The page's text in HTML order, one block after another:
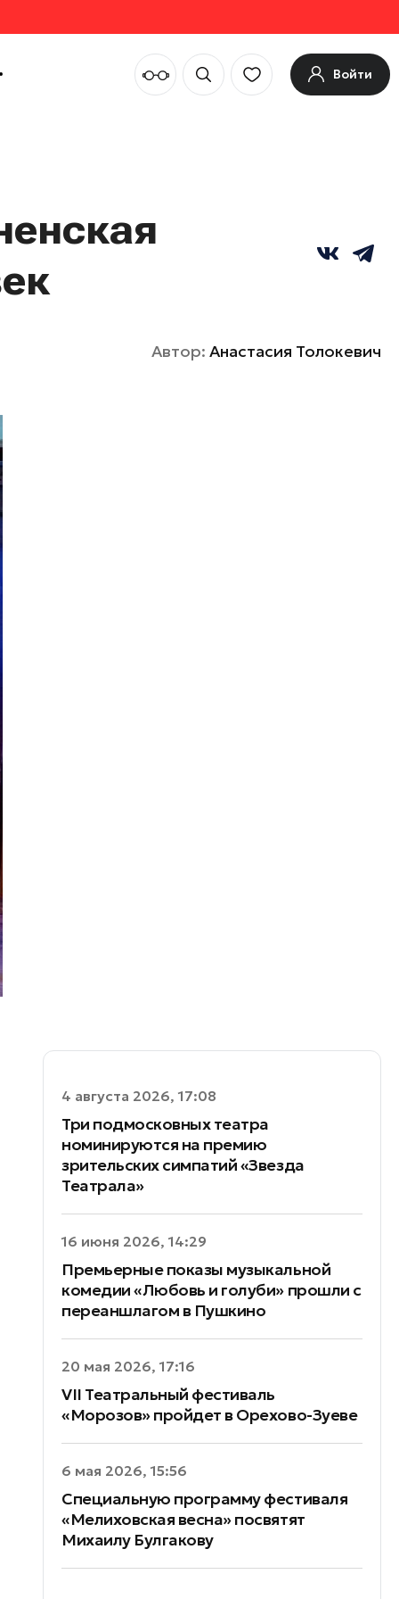
Войти
Автор: Анастасия Толокевич
4 августа 2026, 17:08
Три подмосковных театра
номинируются на премию
зрительских симпатий «Звезда
Театрала»
16 июня 2026, 14:29
Премьерные показы музыкальной
комедии «Любовь и голуби» прошли с
переаншлагом в Пушкино
20 мая 2026, 17:16
VII Театральный фестиваль
«Морозов» пройдет в Орехово-Зуеве
6 мая 2026, 15:56
Специальную программу фестиваля
«Мелиховская весна» посвятят
Михаилу Булгакову